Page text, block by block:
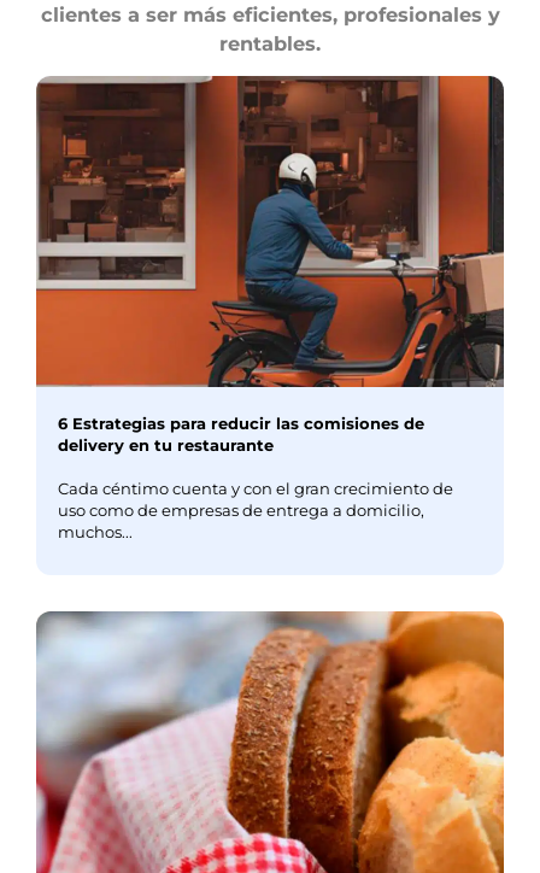
clientes a ser más eficientes, profesionales y
rentables.
6 Estrategias para reducir las comisiones de
delivery en tu restaurante
Cada céntimo cuenta y con el gran crecimiento de
uso como de empresas de entrega a domicilio,
muchos...